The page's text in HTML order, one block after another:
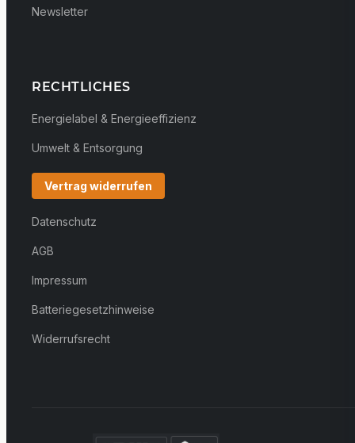
Newsletter
RECHTLICHES
Energielabel & Energieeffizienz
Umwelt & Entsorgung
Vertrag widerrufen
Datenschutz
AGB
Impressum
Batteriegesetzhinweise
Widerrufsrecht